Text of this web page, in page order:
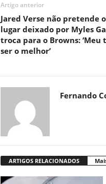
Artigo anterior
Jared Verse não pretende
lugar deixado por Myles
troca para o Browns: ‘Meu
ser o melhor’
Fernando
ARTIGOS RELACIONADOS